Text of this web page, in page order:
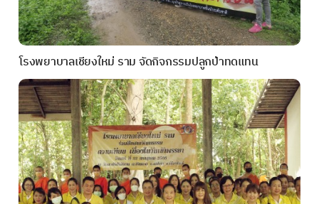
โรงพยาบาลเชียงใหม่ ราม จัดกิจกรรมปลูกป่าทดแทน